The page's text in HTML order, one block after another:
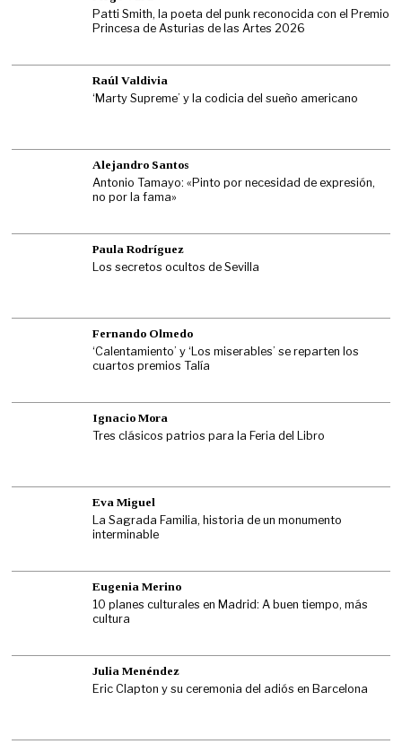
Patti Smith, la poeta del punk reconocida con el Premio
Princesa de Asturias de las Artes 2026
Raúl Valdivia
‘Marty Supreme’ y la codicia del sueño americano
Alejandro Santos
Antonio Tamayo: «Pinto por necesidad de expresión,
no por la fama»
Paula Rodríguez
Los secretos ocultos de Sevilla
Fernando Olmedo
‘Calentamiento’ y ‘Los miserables’ se reparten los
cuartos premios Talía
Ignacio Mora
Tres clásicos patrios para la Feria del Libro
Eva Miguel
La Sagrada Familia, historia de un monumento
interminable
Eugenia Merino
10 planes culturales en Madrid: A buen tiempo, más
cultura
Julia Menéndez
Eric Clapton y su ceremonia del adiós en Barcelona